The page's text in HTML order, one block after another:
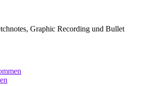
Graphic Recording und Bullet